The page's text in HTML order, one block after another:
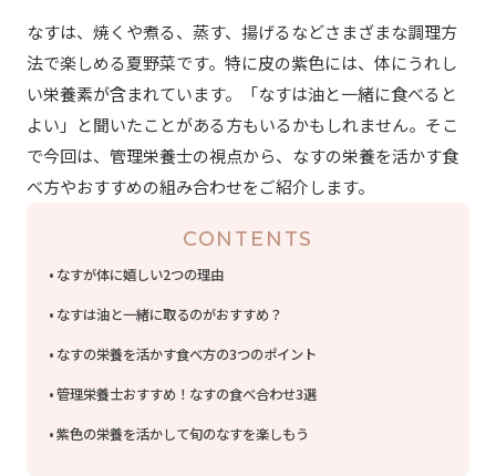
なすは、焼くや煮る、蒸す、揚げるなどさまざまな調理方
法で楽しめる夏野菜です。特に皮の紫色には、体にうれし
い栄養素が含まれています。「なすは油と一緒に食べると
よい」と聞いたことがある方もいるかもしれません。そこ
で今回は、管理栄養士の視点から、なすの栄養を活かす食
べ方やおすすめの組み合わせをご紹介します。
CONTENTS
なすが体に嬉しい2つの理由
なすは油と一緒に取るのがおすすめ？
なすの栄養を活かす食べ方の3つのポイント
管理栄養士おすすめ！なすの食べ合わせ3選
紫色の栄養を活かして旬のなすを楽しもう